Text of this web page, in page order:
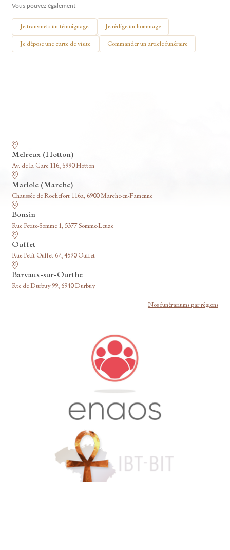
Vous pouvez également
Je transmets un témoignage Je rédige un hommage
Je dépose une carte de visite Commander un article funéraire
Melreux (Hotton)
Av. de la Gare 116, 6990 Hotton
Marloie (Marche)
Chaussée de Rochefort 116a, 6900 Marche-en-Famenne
Bonsin
Rue Petite-Somme 1, 5377 Somme-Leuze
Ouffet
Rue Petit-Ouffet 67, 4590 Ouffet
Barvaux-sur-Ourthe
Rte de Durbuy 99, 6940 Durbuy
Nos funérariums par régions